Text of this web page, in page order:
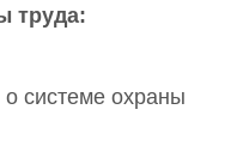
труда:
системе охраны